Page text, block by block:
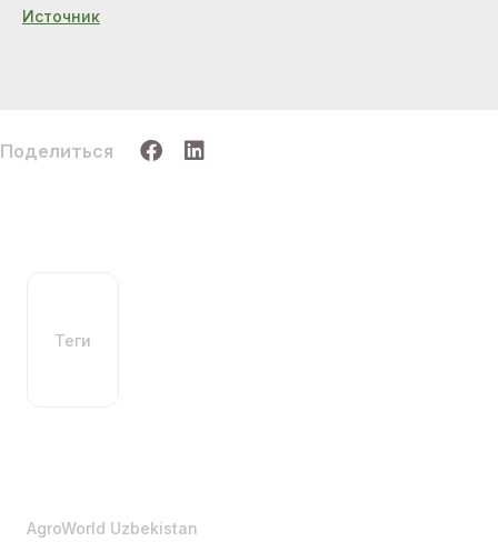
Источник
Поделиться
Теги
AgroWorld Uzbekistan